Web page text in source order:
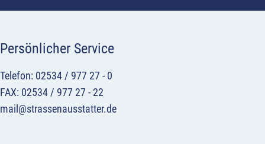
Persönlicher Service
Telefon: 02534 / 977 27 - 0
FAX: 02534 / 977 27 - 22
mail@strassenausstatter.de